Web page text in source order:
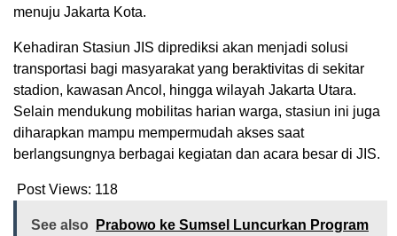
menuju Jakarta Kota.
Kehadiran Stasiun JIS diprediksi akan menjadi solusi
transportasi bagi masyarakat yang beraktivitas di sekitar
stadion, kawasan Ancol, hingga wilayah Jakarta Utara.
Selain mendukung mobilitas harian warga, stasiun ini juga
diharapkan mampu mempermudah akses saat
berlangsungnya berbagai kegiatan dan acara besar di JIS.
Post Views: 118
See also
Prabowo ke Sumsel Luncurkan Program